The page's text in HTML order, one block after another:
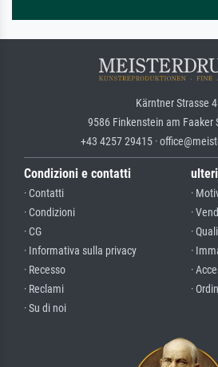
Kärntner Strasse
9586 Finkenstein am Faaker
+43 4257 29415 ·
Condizioni e contatti
· Contatti
· Condizioni
· CG
· Informativa sulla privacy
· Recesso
· Reclami
· Su di noi
·
·
·
·
·
·